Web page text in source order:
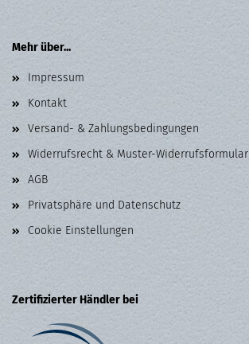
Mehr über...
Impressum
Kontakt
Versand- & Zahlungsbedingungen
Widerrufsrecht & Muster-Widerrufsformular
AGB
Privatsphäre und Datenschutz
Cookie Einstellungen
Zertifizierter Händler bei